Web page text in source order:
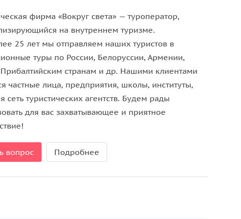
где в кабинете с видом на экзотический
Увидите голубой флигель — колыбель
сад и вековые тополя. Почувствуйте, как
уголке парка.
студии», сыгранный прямо под
актеры, выпускники лучших
представят вам постановку по одному из
с чеховской драматургией в естественных
(в плохую погоду спектакль переносится в
фирма «Вокруг света» — туроператор,
на внутреннем туризме.
25 лет мы отправляем наших туристов в
туры по России, Белоруссии, Армении,
Прибалтийским странам и др. Нашими клиентами
частные лица, предприятия, школы, институты,
сеть туристических агентств. Будем рады
для вас захватывающее и приятное
вопрос Подробнее